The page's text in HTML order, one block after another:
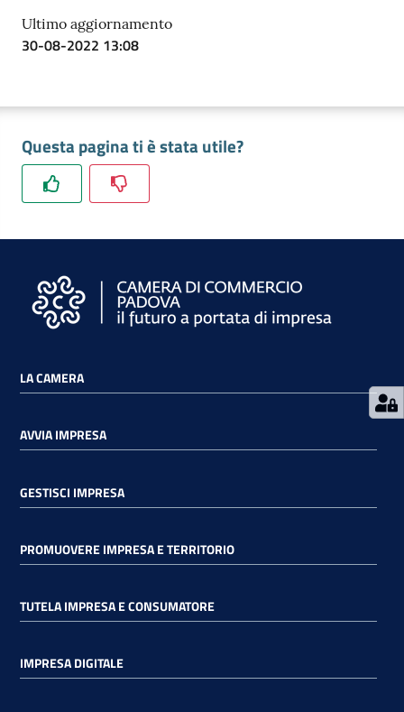
zione
on line
online
tter
Stampa
Seguici
Ultimo aggiornamento
30-08-2022 13:08
Questa pagina ti è stata utile?
LA CAMERA
AVVIA IMPRESA
GESTISCI IMPRESA
PROMUOVERE IMPRESA E TERRITORIO
TUTELA IMPRESA E CONSUMATORE
IMPRESA DIGITALE